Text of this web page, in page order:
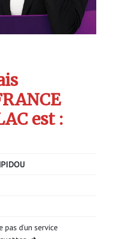
est :
d’un service